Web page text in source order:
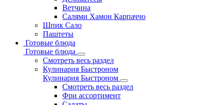
Ветчина
Салями Хамон Карпаччо
Шпик Сало
Паштеты
Готовые блюда
Готовые блюда
Смотреть весь раздел
Кулинария Быстроном
Кулинария Быстроном
Смотреть весь раздел
Фри ассортимент